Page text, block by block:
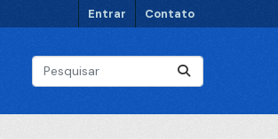
Entrar Contato